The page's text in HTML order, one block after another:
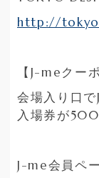
http://
【J-meクー
会場入り口
入場券が500
J-me会員ペ